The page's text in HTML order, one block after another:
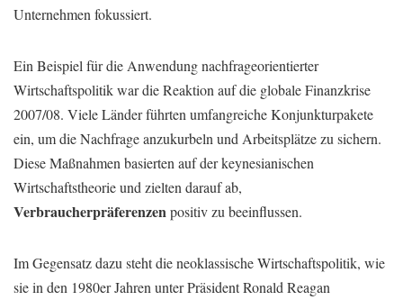
Unternehmen fokussiert.
Ein Beispiel für die Anwendung nachfrageorientierter
Wirtschaftspolitik war die Reaktion auf die globale Finanzkrise
2007/08. Viele Länder führten umfangreiche Konjunkturpakete
ein, um die Nachfrage anzukurbeln und Arbeitsplätze zu sichern.
Diese Maßnahmen basierten auf der keynesianischen
Wirtschaftstheorie und zielten darauf ab,
Verbraucherpräferenzenpositiv zu beeinflussen.
Im Gegensatz dazu steht die neoklassische Wirtschaftspolitik, wie
sie in den 1980er Jahren unter Präsident Ronald Reagan